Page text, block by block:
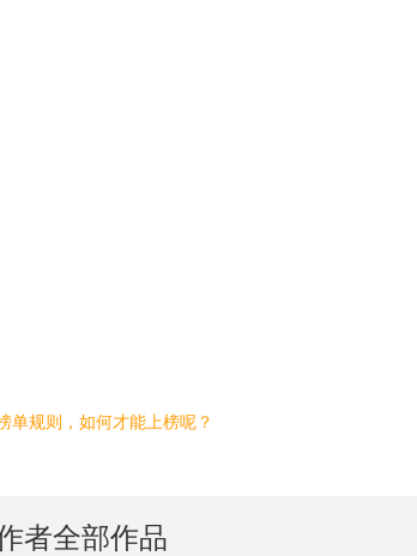
单规则，如何才能上榜呢？
者全部作品